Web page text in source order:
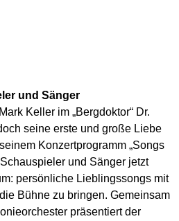
und Sänger
Keller im „Bergdoktor“ Dr.
seine erste und große Liebe
Konzertprogramm „Songs
und Sänger jetzt
persönliche Lieblingssongs mit
Bühne zu bringen. Gemeinsam
präsentiert der